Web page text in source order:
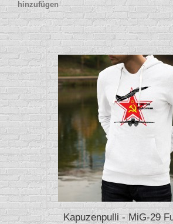
hinzufügen
Kapuzenpulli - MiG-29